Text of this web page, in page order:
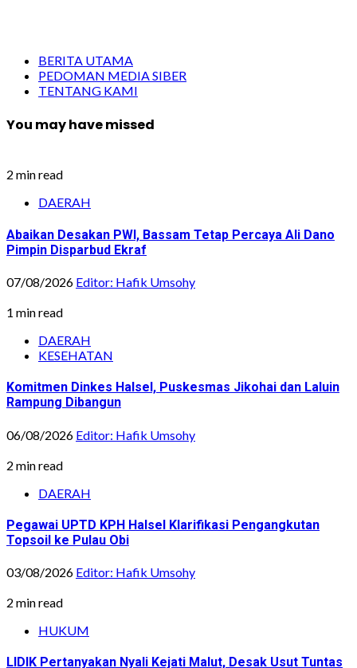
BERITA UTAMA
PEDOMAN MEDIA SIBER
TENTANG KAMI
You may have missed
2 min read
DAERAH
Abaikan Desakan PWI, Bassam Tetap Percaya Ali Dano
Pimpin Disparbud Ekraf
07/08/2026 Editor: Hafik Umsohy
1 min read
DAERAH
KESEHATAN
Komitmen Dinkes Halsel, Puskesmas Jikohai dan Laluin
Rampung Dibangun
06/08/2026 Editor: Hafik Umsohy
2 min read
DAERAH
Pegawai UPTD KPH Halsel Klarifikasi Pengangkutan
Topsoil ke Pulau Obi
03/08/2026 Editor: Hafik Umsohy
2 min read
HUKUM
LIDIK Pertanyakan Nyali Kejati Malut, Desak Usut Tuntas